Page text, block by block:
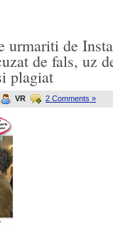
urmariti de
de fals, uz
plagiat
VR 2 Comments »